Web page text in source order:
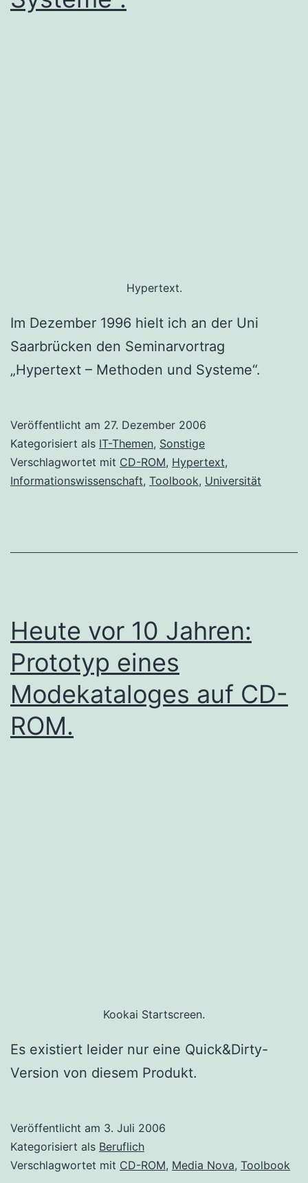
Hypertext.
Im Dezember 1996 hielt ich an der Uni
Saarbrücken den Seminarvortrag
„Hypertext – Methoden und Systeme“.
Veröffentlicht am 27. Dezember 2006
Kategorisiert als IT-Themen, Sonstige
Verschlagwortet mit CD-ROM, Hypertext,
Informationswissenschaft, Toolbook, Universität
Heute vor 10 Jahren:
Prototyp eines
Modekataloges auf CD-
ROM.
Kookai Startscreen.
Es existiert leider nur eine Quick&Dirty-
Version von diesem Produkt.
Veröffentlicht am 3. Juli 2006
Kategorisiert als Beruflich
Verschlagwortet mit CD-ROM, Media Nova, Toolbook